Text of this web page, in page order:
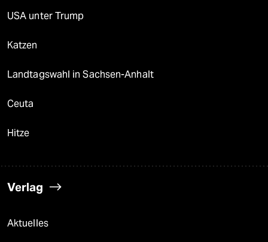
USA unter Trump
Katzen
Landtagswahl in Sachsen-Anhalt
Ceuta
Hitze
Verlag
Aktuelles